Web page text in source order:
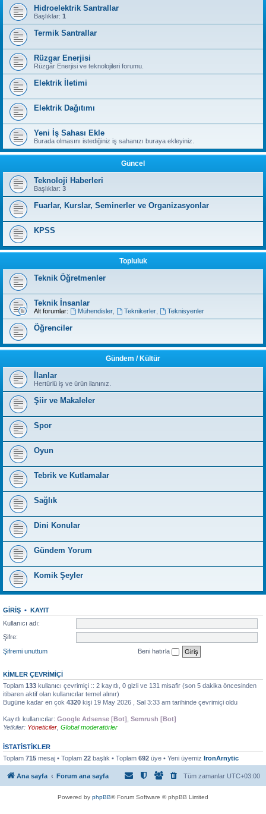
Hidroelektrik Santrallar
Başlıklar: 1
Termik Santrallar
Rüzgar Enerjisi
Rüzgâr Enerjisi ve teknolojileri forumu.
Elektrik İletimi
Elektrik Dağıtımı
Yeni İş Sahası Ekle
Burada olmasını istediğiniz iş sahanızı buraya ekleyiniz.
Güncel
Teknoloji Haberleri
Başlıklar: 3
Fuarlar, Kurslar, Seminerler ve Organizasyonlar
KPSS
Topluluk
Teknik Öğretmenler
Teknik İnsanlar
Alt forumlar: Mühendisler, Teknikerler, Teknisyenler
Öğrenciler
Gündem / Kültür
İlanlar
Hertürlü iş ve ürün ilanınız.
Şiir ve Makaleler
Spor
Oyun
Tebrik ve Kutlamalar
Sağlık
Dini Konular
Gündem Yorum
Komik Şeyler
GIRIŞ • KAYIT
Kullanıcı adı:
Şifre:
Şifremi unuttum
Beni hatırla
KIMLER ÇEVRIMIÇI
Toplam 133 kullanıcı çevrimiçi :: 2 kayıtlı, 0 gizli ve 131 misafir (son 5 dakika öncesinden
itibaren aktif olan kullanıcılar temel alınır)
Bugüne kadar en çok 4320 kişi 19 May 2026 , Sal 3:33 am tarihinde çevrimiçi oldu
Kayıtlı kullanıcılar: Google Adsense [Bot] Semrush [Bot]
Yetkiler: Yöneticiler Global moderatörler
İSTATISTIKLER
Toplam 715 mesaj • Toplam 22 başlık • Toplam 692 üye • Yeni üyemiz IronArnytic
Ana sayfa Forum ana sayfa Tüm zamanlar UTC+03:00
Powered by phpBB® Forum Software © phpBB Limited